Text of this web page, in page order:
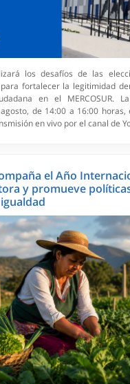
los desafíos de las
fortalecer la legitimidad
en el MERCOSUR.
de 14:00 a 16:00 horas,
en vivo por el canal de
el Año
y promueve